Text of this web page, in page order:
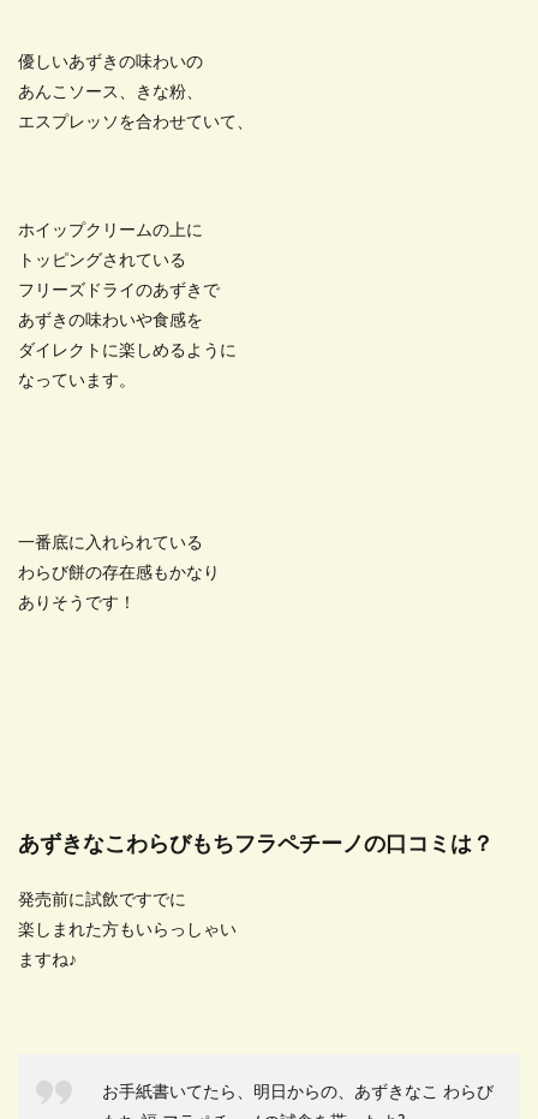
優しいあずきの味わいの
あんこソース、きな粉、
エスプレッソを合わせていて、
ホイップクリームの上に
トッピングされている
フリーズドライのあずきで
あずきの味わいや食感を
ダイレクトに楽しめるように
なっています。
一番底に入れられている
わらび餅の存在感もかなり
ありそうです！
あずきなこわらびもちフラペチーノの口コミは？
発売前に試飲ですでに
楽しまれた方もいらっしゃい
ますね♪
お手紙書いてたら、明日からの、あずきなこ わらび